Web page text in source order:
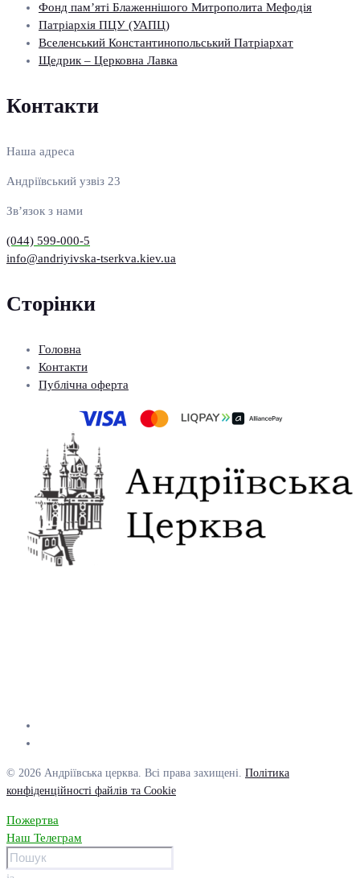
Фонд пам’яті Блаженнішого Митрополита Мефодія
Патріархія ПЦУ (УАПЦ)
Вселенський Константинопольський Патріархат
Щедрик – Церковна Лавка
Контакти
Наша адреса
Андріївський узвіз 23
Зв’язок з нами
(044) 599-000-5
info@andriyivska-tserkva.kiev.ua
Сторінки
Головна
Контакти
Публічна оферта
© 2026 Андріївська церква. Всі права захищені. Політика
конфіденційності файлів та Cookie
Пожертва
Наш Телеграм